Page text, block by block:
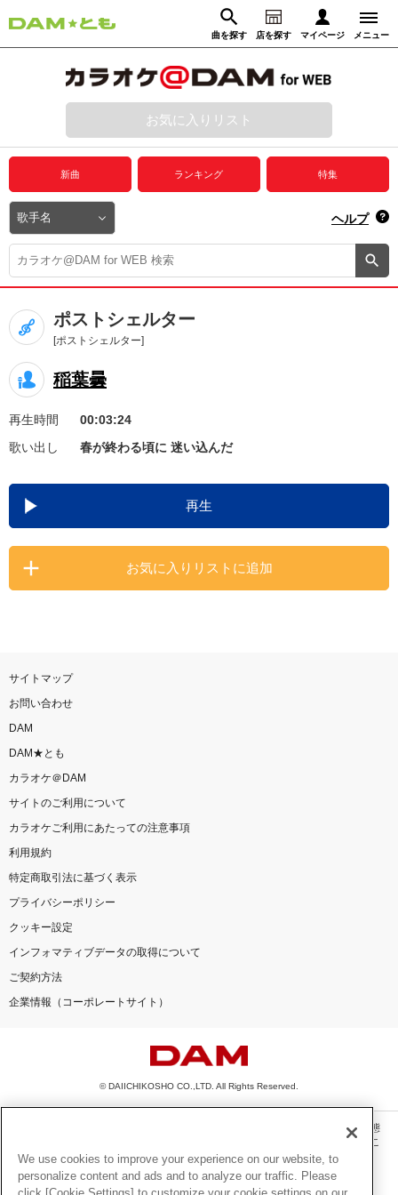
曲を探す 店を探す マイページ メニュー
動画からさがす 録音からさがす
ログイン
プレミアムサービス
DAM★とも動画
DAM★とも録音
カラオケ＠DAM
ユーザー検索
キャンペーン
お知らせ よくあるご質問
DAMの新曲・ランキングなど
カラオケ最新情報をチェック！
お気に入りリスト
新曲 ランキング 特集
ヘルプ
ポストシェルター
[ポストシェルター]
稲葉曇
再生時間
00:03:24
歌い出し
春が終わる頃に 迷い込んだ
再生
お気に入りリストに追加
サイトマップ
お問い合わせ
DAM
DAM★とも
カラオケ＠DAM
サイトのご利用について
カラオケご利用にあたっての注意事項
利用規約
特定商取引法に基づく表示
プライバシーポリシー
クッキー設定
インフォマティブデータの取得について
ご契約方法
企業情報（コーポレートサイト）
© DAIICHIKOSHO CO.,LTD. All Rights Reserved.
このサイトに掲載されている一切の文章・画像・写真・動画・音声等を、手段や形態
を問わず、著作権法の定める範囲を超えて無断で複製、転載、ファイル化などするこ
とを禁じます。
楽曲及びコンテンツは、機種によりご利用いただけない場合があります。
We use cookies to improve your experience on our website, to
personalize content and ads and to analyze our traffic. Please